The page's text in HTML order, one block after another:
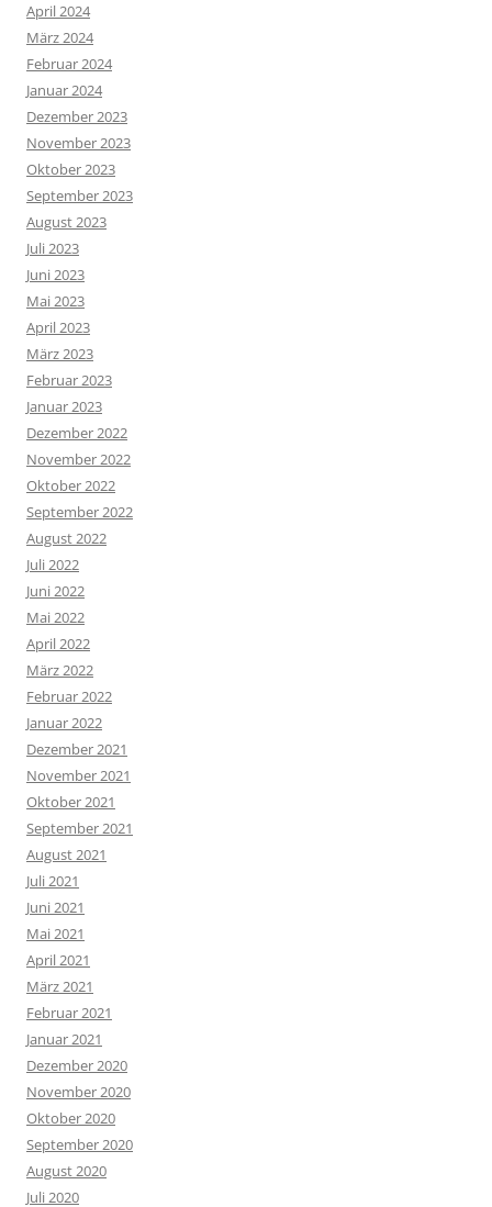
April 2024
März 2024
Februar 2024
Januar 2024
Dezember 2023
November 2023
Oktober 2023
September 2023
August 2023
Juli 2023
Juni 2023
Mai 2023
April 2023
März 2023
Februar 2023
Januar 2023
Dezember 2022
November 2022
Oktober 2022
September 2022
August 2022
Juli 2022
Juni 2022
Mai 2022
April 2022
März 2022
Februar 2022
Januar 2022
Dezember 2021
November 2021
Oktober 2021
September 2021
August 2021
Juli 2021
Juni 2021
Mai 2021
April 2021
März 2021
Februar 2021
Januar 2021
Dezember 2020
November 2020
Oktober 2020
September 2020
August 2020
Juli 2020